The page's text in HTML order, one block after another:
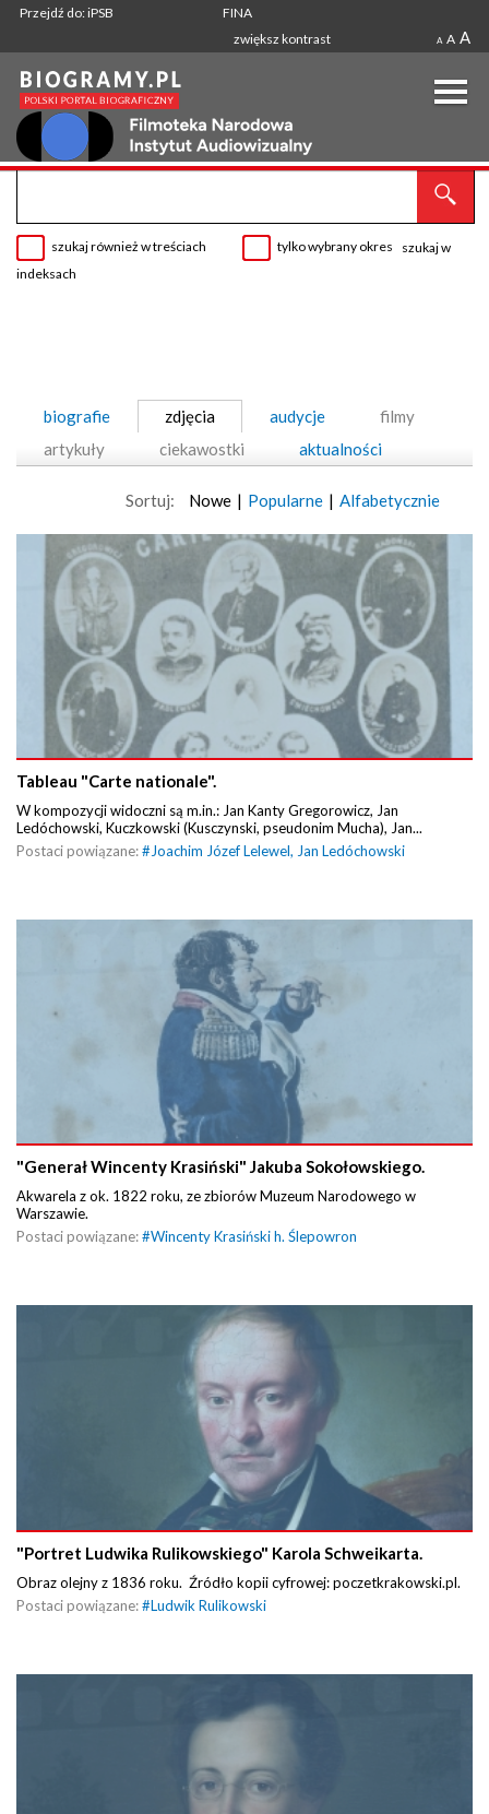
Przejdź do: iPSB
FINA
zwiększ kontrast
A A A
szukaj również w treściach tylko wybrany okres
szukaj w
indeksach
biografie zdjęcia audycje
filmy
artykuły
ciekawostki aktualności
Sortuj: Nowe | Popularne | Alfabetycznie
Tableau "Carte nationale".
W kompozycji widoczni są m.in.: Jan Kanty Gregorowicz, Jan
Ledóchowski, Kuczkowski (Kusczynski, pseudonim Mucha), Jan...
Postaci powiązane:# Joachim Józef Lelewel, Jan Ledóchowski
"Generał Wincenty Krasiński" Jakuba Sokołowskiego.
Akwarela z ok. 1822 roku, ze zbiorów Muzeum Narodowego w
Warszawie.
Postaci powiązane:#Wincenty Krasiński h. Ślepowron
"Portret Ludwika Rulikowskiego" Karola Schweikarta.
Obraz olejny z 1836 roku. Źródło kopii cyfrowej: poczetkrakowski.pl.
Postaci powiązane:#Ludwik Rulikowski